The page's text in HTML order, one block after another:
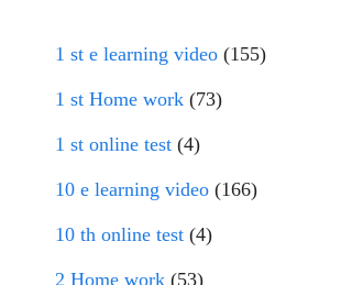
1 st e learning video (155)
1 st Home work (73)
1 st online test (4)
10 e learning video (166)
10 th online test (4)
2 Home work (53)